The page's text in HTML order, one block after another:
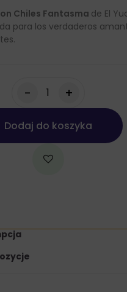
Chiles Fantasma de El
para los verdaderos
- +
Dodaj do koszyka